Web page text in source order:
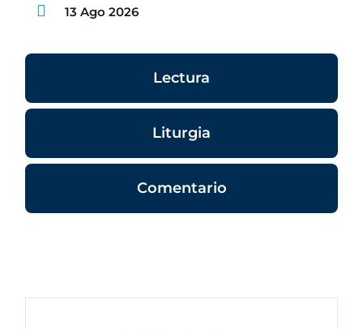
13 Ago 2026
Lectura
Liturgia
Comentario